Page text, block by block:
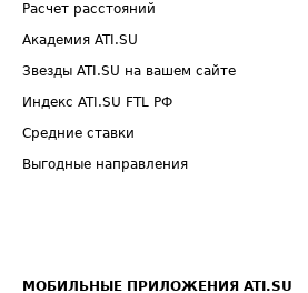
Расчет расстояний
Академия ATI.SU
Звезды ATI.SU на вашем сайте
Индекс ATI.SU FTL РФ
Средние ставки
Выгодные направления
МОБИЛЬНЫЕ ПРИЛОЖЕНИЯ ATI.SU